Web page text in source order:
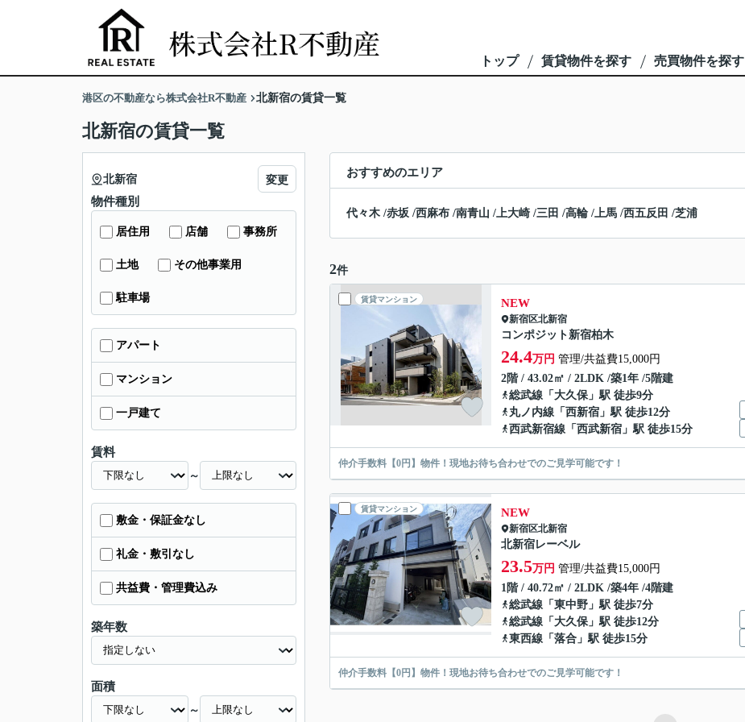
トップ 賃貸物件を探す 売買物件を探す
港区の不動産なら株式会社R不動産 北新宿の賃貸一覧
北新宿の賃貸一覧
おすすめのエリア
代々木 /赤坂 /西麻布 /南青山 /上大崎 /三田 /高輪 /上馬 /西五反田 /芝浦
2件
賃貸マンション NEW
新宿区北新宿
コンポジット新宿柏木
24.4万円 管理/共益費15,000円
2階 / 43.02㎡ / 2LDK /築1年 /5階建
総武線 「 大久保」駅 徒歩9分
丸ノ内線 「 西新宿 」駅 徒歩12分
西武新宿線 「 西武新宿 」駅 徒歩15分
仲介手数料【0円】物件！現地お待ち合わせでのご見学可能です！
賃貸マンション NEW
新宿区北新宿
北新宿レーベル
23.5万円 管理/共益費15,000円
1階 / 40.72㎡ / 2LDK /築4年 /4階建
総武線 「 東中野 」駅 徒歩7分
総武線 「 大久保」駅 徒歩12分
東西線 「 落合 」駅 徒歩15分
仲介手数料【0円】物件！現地お待ち合わせでのご見学可能です！
北新宿 変更
物件種別
居住用 店舗 事務所
土地 その他事業用
駐車場
アパート
マンション
一戸建て
賃料
～
敷金・保証金なし
礼金・敷引なし
共益費・管理費込み
築年数
面積
～